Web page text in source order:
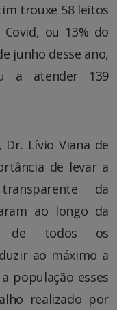
trouxe 58 leitos
ou 13% do
junho desse ano,
a atender 139
Dr. Lívio Viana de
de levar a
da
ao longo da
de todos os
ao máximo a
população esses
realizado por